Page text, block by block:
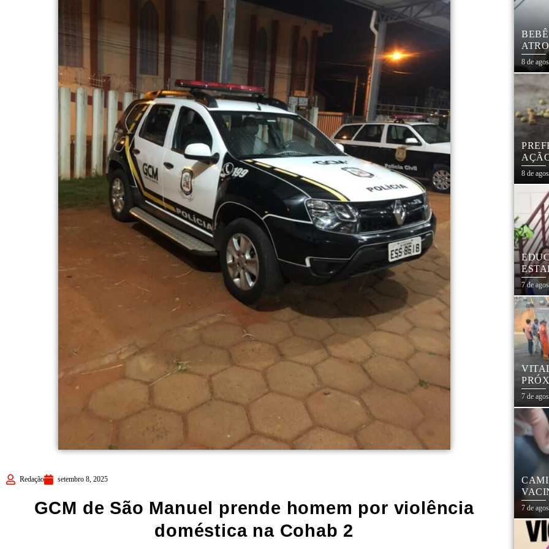
Redação setembro 8, 2025
GCM de São Manuel prende homem por violência
doméstica na Cohab 2
8 de
8 de
7 de
NA
7 de
7 de